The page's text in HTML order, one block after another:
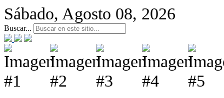
Sábado, Agosto 08, 2026
Buscar...